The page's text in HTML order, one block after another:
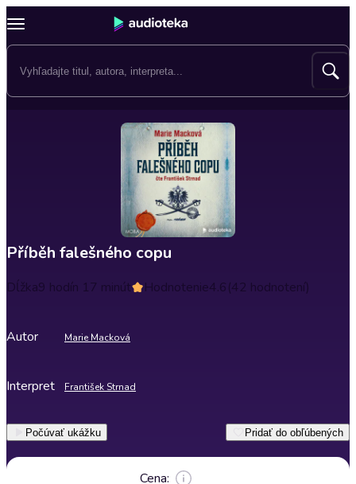
Příběh falešného copu
Dĺžka9 hodín 17 minút Hodnotenie4.6(42 hodnotení)
Autor Marie Macková
Interpret František Strnad
Počúvať ukážku Pridať do obľúbených
Cena: